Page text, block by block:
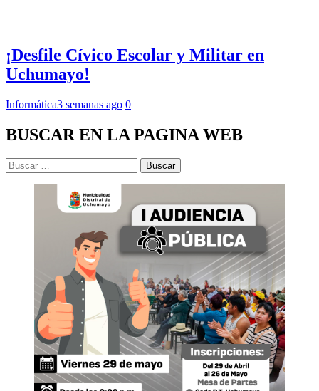
¡Desfile Cívico Escolar y Militar en
Uchumayo!
Informática3 semanas ago 0
BUSCAR EN LA PAGINA WEB
Buscar: